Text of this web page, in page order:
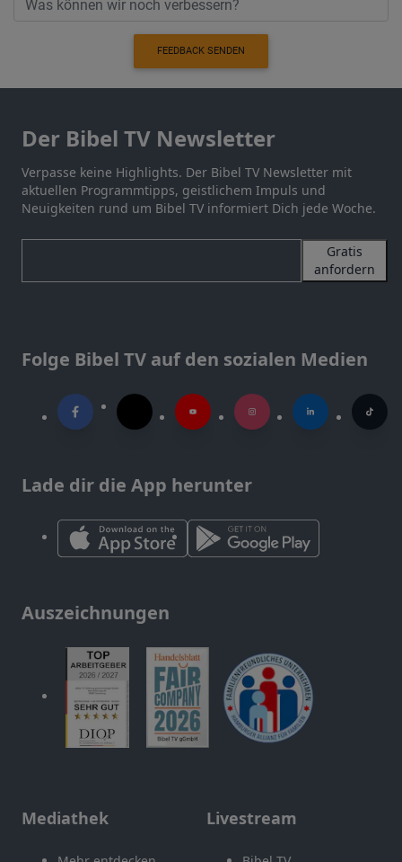
FEEDBACK SENDEN
Der Bibel TV Newsletter
Verpasse keine Highlights. Der Bibel TV Newsletter mit
aktuellen Programmtipps, geistlichem Impuls und
Neuigkeiten rund um Bibel TV informiert Dich jede Woche.
Gratis
anfordern
Folge Bibel TV auf den sozialen Medien
Lade dir die App herunter
Auszeichnungen
Mediathek Livestream